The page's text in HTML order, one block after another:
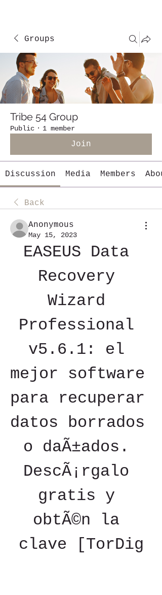
Groups
Tribe 54 Group
Public · 1 member
Join
Discussion Media Members
Back
Anonymous
May 15, 2023
EASEUS Data
Recovery
Wizard
Professional
v5.6.1: el
mejor software
para recuperar
datos borrados
o daÃ±ados.
DescÃ¡rgalo
gratis y
obtÃ©n la
clave [TorDig